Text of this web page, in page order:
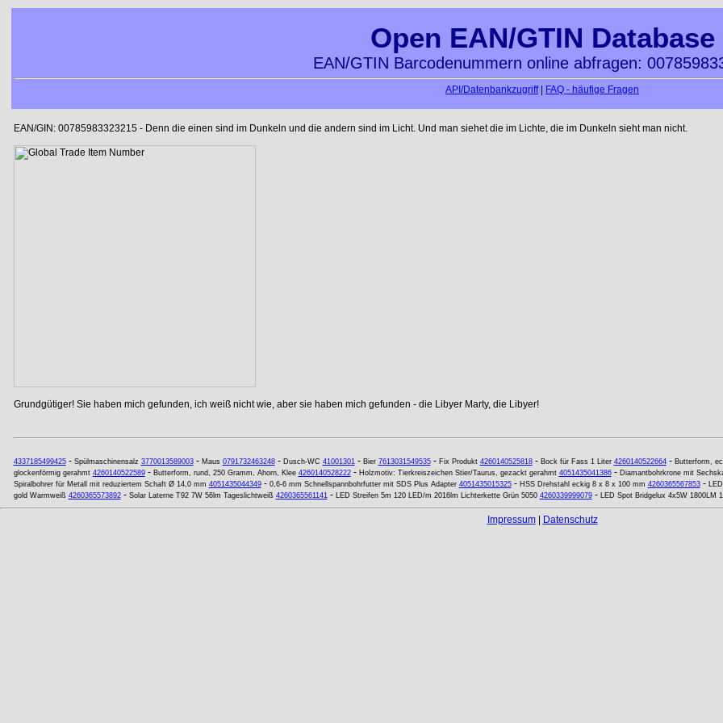
Open EAN/GTIN Database
EAN/GTIN Barcodenummern online abfragen:
API/Datenbankzugriff| FAQ - häufige Fragen
EAN/GIN: 00785983323215 - Denn die einen sind im Dunkeln und die andern sind im Licht. Und man siehet die im Lichte, die im Dunkeln sieht man nicht.
Grundgütiger! Sie haben mich gefunden, ich weiß nicht wie, aber sie haben mich gefunden - die Libyer Marty, die Libyer!
4337185499425- Spülmaschinensalz 3770013589003- Maus 0791732463248- Dusch-WC 41001301- Bier 7613031549535- Fix Produkt 4260140525818- Bock für Fass 1 Liter 4260140522664- Butterform,
glockenförmig gerahmt 4260140522589- Butterform, rund, 250 Gramm, Ahorn, Klee 4260140528222- Holzmotiv: Tierkreiszeichen Stier/Taurus, gezackt gerahmt 4051435041386- Diamantbohrkrone mit
Spiralbohrer für Metall mit reduziertem Schaft Ø 14,0 mm 4051435044349- 0,6-6 mm Schnellspannbohrfutter mit SDS Plus Adapter 4051435015325- HSS Drehstahl eckig 8 x 8 x 100 mm 4260365567853-
gold Warmweiß 4260365573892- Solar Laterne T92 7W 56lm Tageslichtweiß 4260365561141- LED Streifen 5m 120 LED/m 2016lm Lichterkette Grün 5050 4260339999079- LED Spot Bridgelux 4x5W 1800LM
Impressum| Datenschutz